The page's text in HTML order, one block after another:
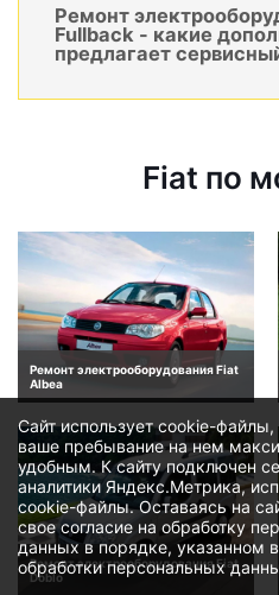
Ремонт
Fullback - какие
предлагает
Fiat по
Ремонт электрооборудования Fiat
Albea
Ремонт электрооборудования Fiat
Doblo
Сайт использует cookie-файлы,
ваше пребывание на нем
удобным. К cайту подключен
аналитики Яндекс.Метрика,
cookie-файлы. Оставаясь на
своесогласие на обработку
данныхв порядке, указанном в
обработки персональных